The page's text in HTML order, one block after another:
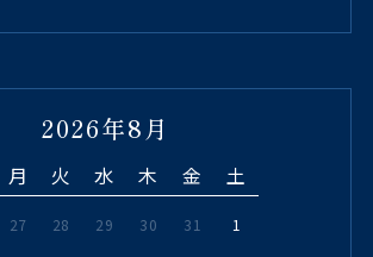
2026年8月
月 火 水 木 金 土
27 28 29 30 31 1